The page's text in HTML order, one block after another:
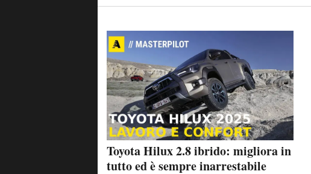
Toyota Hilux 2.8 ibrido: migliora in
tutto ed è sempre inarrestabile